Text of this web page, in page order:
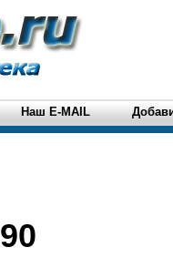
Наш E-MAIL
90